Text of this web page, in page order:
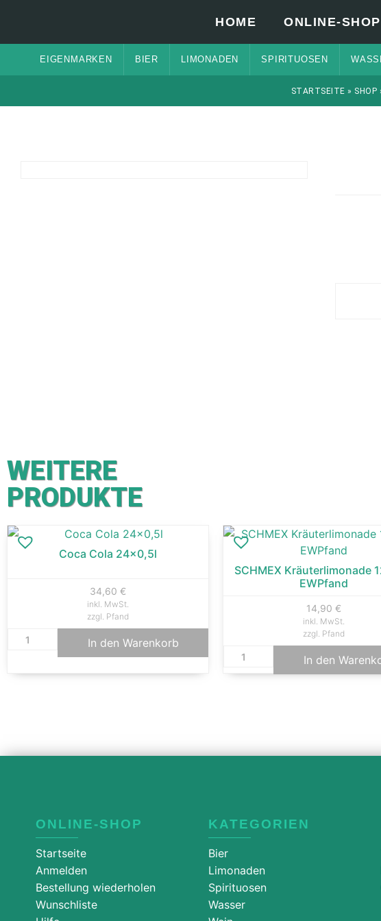
HOME ONLINE-SHOP
EIGENMARKEN BIER LIMONADEN SPIRITUOSEN
STARTSEITE » SHOP
WEITERE
PRODUKTE
Coca Cola 24×0,5l
34,60 €
inkl. MwSt.
zzgl. Pfand
In den Warenkorb
SCHMEX Kräuterlimonade
EWPfand
14,90 €
inkl. MwSt.
zzgl. Pfand
In den
ONLINE-SHOP
Startseite
Anmelden
Bestellung wiederholen
Wunschliste
KATEGORIEN
Bier
Limonaden
Spirituosen
Wasser